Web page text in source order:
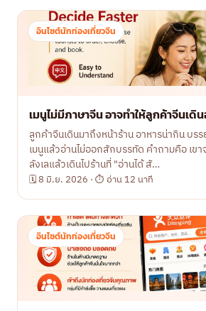
อินไซต์นักท่องเที่ยวจีน
เมนูไม่มีภาษาจีน อาจทำให้ลูกค้าจีนเ
ลูกค้าจีนเดินมาถึงหน้าร้าน อาหารน่ากิน บร
เมนูแล้วอ่านไม่ออกสักบรรทัด คำถามคือ เขา
ลังเลแล้วเดินไปร้านที่ "อ่านได้ สั…
🗓 8 มิ.ย. 2026 · ⏱ อ่าน 12 นาที
อินไซต์นักท่องเที่ยวจีน